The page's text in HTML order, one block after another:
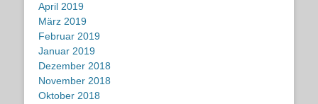
April 2019
März 2019
Februar 2019
Januar 2019
Dezember 2018
November 2018
Oktober 2018